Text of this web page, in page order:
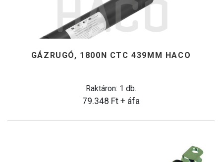
GÁZRUGÓ, 1800N CTC 439MM HACO
Raktáron: 1 db.
79.348 Ft + áfa